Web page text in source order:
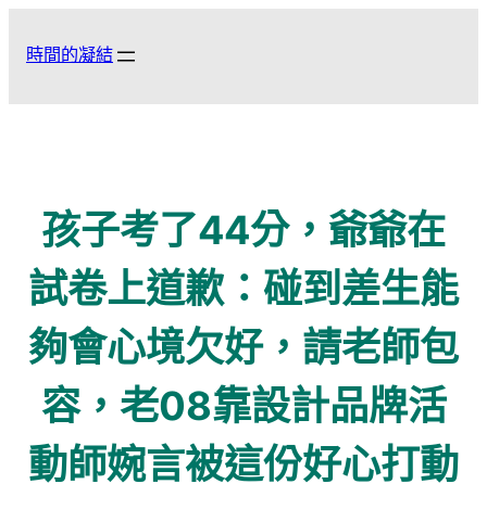
時間的凝結
孩子考了44分，爺爺在
試卷上道歉：碰到差生能
夠會心境欠好，請老師包
容，老08靠設計品牌活
動師婉言被這份好心打動